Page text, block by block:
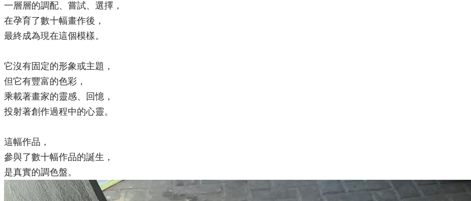
一層層的調配、嘗試、選擇，
在孕育了數十幅畫作後，
最終成為現在這個模樣。
它沒有固定的形象或主題，
但它有豐富的色彩，
乘載著畫家的靈感、回憶，
投射著創作過程中的心靈。
這幅作品，
參與了數十幅作品的誕生，
是真實的調色盤。